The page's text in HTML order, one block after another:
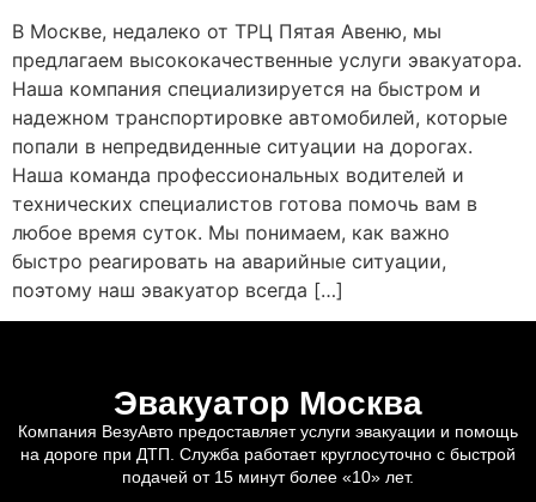
В Москве, недалеко от ТРЦ Пятая Авеню, мы
предлагаем высококачественные услуги эвакуатора.
Наша компания специализируется на быстром и
надежном транспортировке автомобилей, которые
попали в непредвиденные ситуации на дорогах.
Наша команда профессиональных водителей и
технических специалистов готова помочь вам в
любое время суток. Мы понимаем, как важно
быстро реагировать на аварийные ситуации,
поэтому наш эвакуатор всегда […]
Эвакуатор Москва
Компания ВезуАвто предоставляет услуги эвакуации и помощь
на дороге при ДТП. Служба работает круглосуточно с быстрой
подачей от 15 минут более «10» лет.